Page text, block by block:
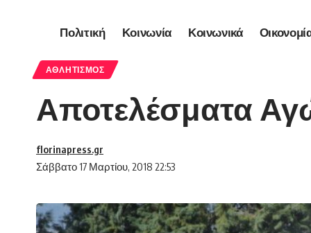
Πολιτική Κοινωνία Κοινωνικά
ΑΘΛΗΤΙΣΜΌΣ
Αποτελέσματα
Σάββατο 17 Μαρτίου, 2018 22:53
florinapress.gr